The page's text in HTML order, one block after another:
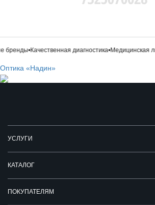
•Качественная диагностика•Медицинская
Оптика «Надин»
УСЛУГИ
КАТАЛОГ
ПОКУПАТЕЛЯМ